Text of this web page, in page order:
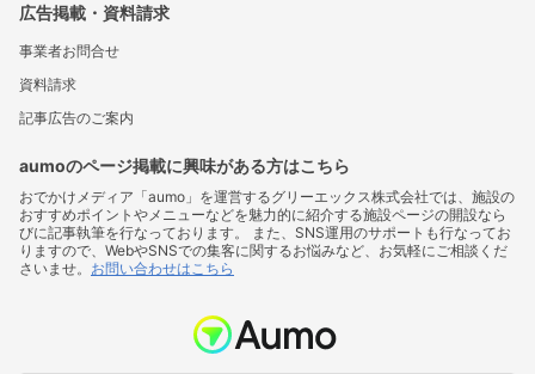
広告掲載・資料請求
事業者お問合せ
資料請求
記事広告のご案内
aumoのページ掲載に興味がある方はこちら
おでかけメディア「aumo」を運営するグリーエックス株式会社では、施設の
おすすめポイントやメニューなどを魅力的に紹介する施設ページの開設なら
びに記事執筆を行なっております。 また、SNS運用のサポートも行なってお
りますので、WebやSNSでの集客に関するお悩みなど、お気軽にご相談くだ
さいませ。 お問い合わせはこちら